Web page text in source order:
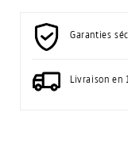
Garanties
Livraison en